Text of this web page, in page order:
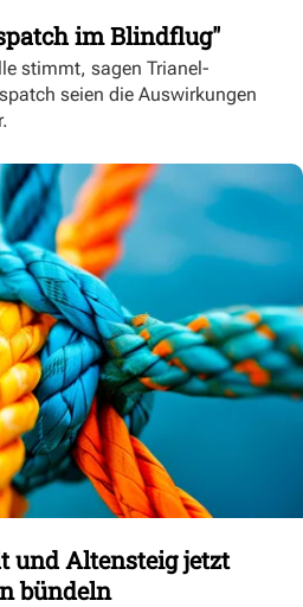
im Blindflug"
stimmt, sagen Trianel-
seien die Auswirkungen
und Altensteig jetzt
bündeln